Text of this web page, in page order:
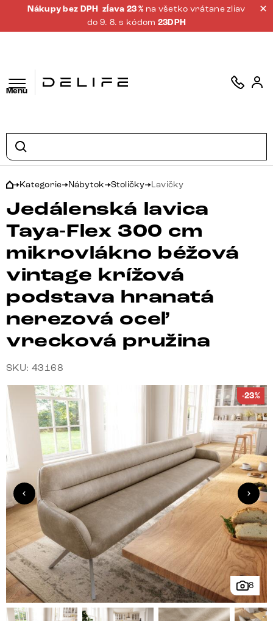
Nákupy bez DPH zĺava 23 % na všetko vrátane zliav
do 9. 8. s kódom 23DPH
Menu
Kategorie Nábytok Stoličky Lavičky
Jedálenská lavica
Taya-Flex 300 cm
mikrovlákno béžová
vintage krížová
podstava hranatá
nerezová oceľ
vrecková pružina
SKU: 43168
8
-23%